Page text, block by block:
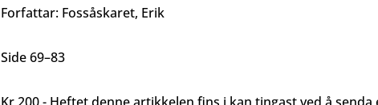
Forfattar: Fossåskaret, Erik
Side 69–83
Kr 200,- Heftet denne artikkelen fins i kan tingast ved å senda